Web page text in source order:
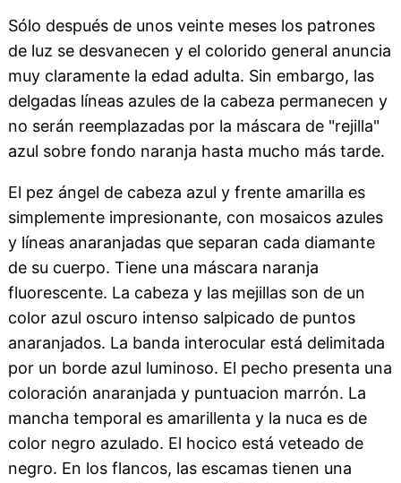
Sólo después de unos veinte meses los patrones
de luz se desvanecen y el colorido general anuncia
muy claramente la edad adulta. Sin embargo, las
delgadas líneas azules de la cabeza permanecen y
no serán reemplazadas por la máscara de "rejilla"
azul sobre fondo naranja hasta mucho más tarde.
El pez ángel de cabeza azul y frente amarilla es
simplemente impresionante, con mosaicos azules
y líneas anaranjadas que separan cada diamante
de su cuerpo. Tiene una máscara naranja
fluorescente. La cabeza y las mejillas son de un
color azul oscuro intenso salpicado de puntos
anaranjados. La banda interocular está delimitada
por un borde azul luminoso. El pecho presenta una
coloración anaranjada y puntuacion marrón. La
mancha temporal es amarillenta y la nuca es de
color negro azulado. El hocico está veteado de
negro. En los flancos, las escamas tienen una